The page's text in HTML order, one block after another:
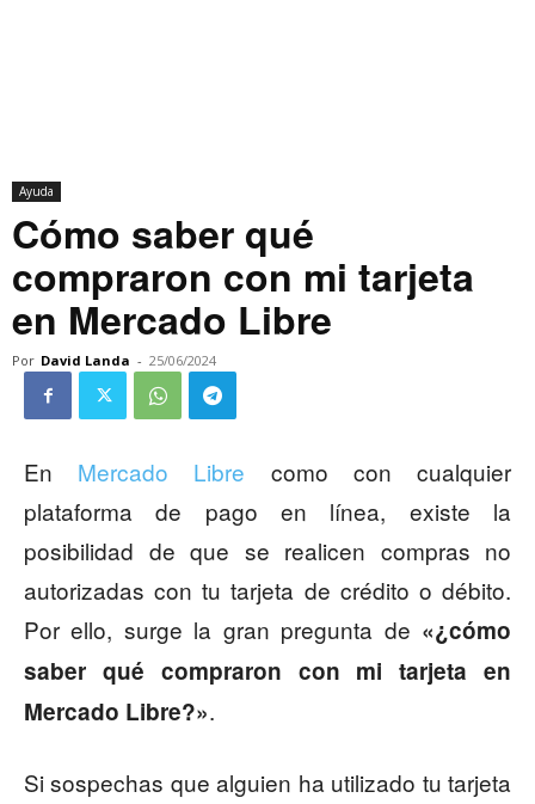
Ayuda
Cómo saber qué
compraron con mi tarjeta
en Mercado Libre
Por David Landa - 25/06/2024
En Mercado Libre como con cualquier
plataforma de pago en línea, existe la
posibilidad de que se realicen compras no
autorizadas con tu tarjeta de crédito o débito.
Por ello, surge la gran pregunta de «¿cómo
saber qué compraron con mi tarjeta en
Mercado Libre?».
Si sospechas que alguien ha utilizado tu tarjeta